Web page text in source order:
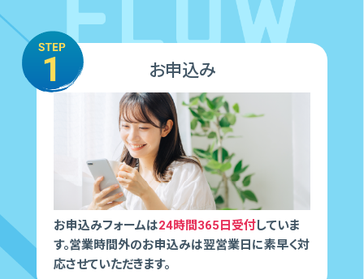
お申込み
お申込みフォームは24時間365日受付していま
す。営業時間外のお申込みは翌営業日に素早く対
応させていただきます。